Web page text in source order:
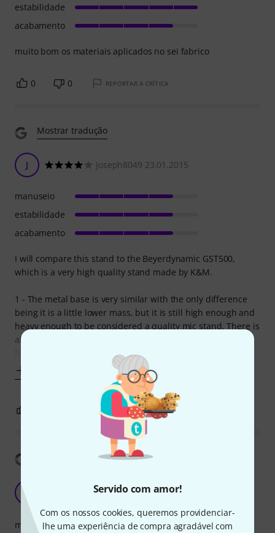
Servido com amor!
Com os nossos cookies, queremos providenciar-
lhe uma experiência de compra agradável com
muito bom os materiais aplicados no sei fabrico
estabilidade
acabamento
0 0 REPORTAR A CRÍTICA
Mostrar tradução
J Joseph8049 23.01.2015
I will compare this stand to the Beyerdynamic GST500,
which is a very high quality stand made by K&M.
1 - The metal base is very similar with the only difference
being it is a little lower mass, but it is still high enough and
heavy enough to be considered a quality mic stand. There is
also slight variation with the mould of the plastic parts that
manuseio
estabilidade
acabamento
REPORTAR A CRÍTICA
Mostrar tradução
O Nice stand for everyday work
manuseio